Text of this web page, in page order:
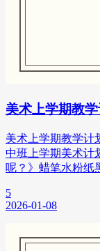
美术上学期教学
美术上学期教学计
中班上学期美术
呢？》蜡笔水粉纸
5
2026-01-08